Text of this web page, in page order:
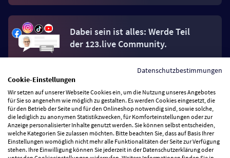
Dabei sein ist alles: Werde Teil
der 123.live Community.
Vertrag widerrufen
Datenschutzbestimmungen
Cookie-Einstellungen
Wir setzen auf unserer Webseite Cookies ein, um die Nutzung unseres Angebotes
für Sie so angenehm wie möglich zu gestalten. Es werden Cookies eingesetzt, die
für den Betrieb der Seite und für den Onlineshop notwendig sind, sowie solche,
die lediglich zu anonymen Statistikzwecken, für Komforteinstellungen oder zur
Anzeige personalisierter Inhalte genutzt werden. Sie können selbst entscheiden,
welche Kategorien Sie zulassen möchten. Bitte beachten Sie, dass auf Basis Ihrer
Einstellungen womöglich nicht mehr alle Funktionalitäten der Seite zur Verfügung
stehen. Ihre Einwilligung können Sie jederzeit in der Datenschutzerklärung oder